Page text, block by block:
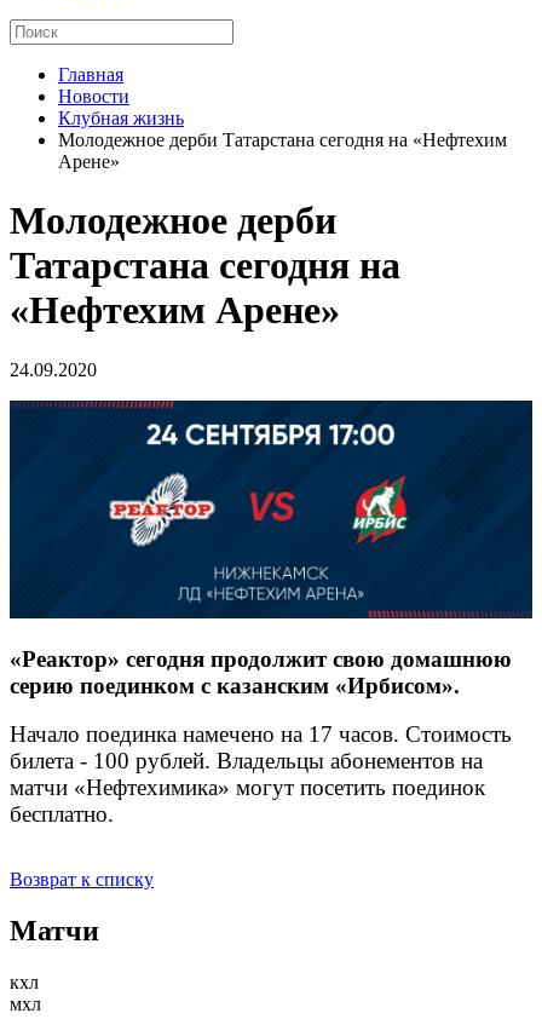
Главная
Новости
Клубная жизнь
Молодежное дерби Татарстана сегодня на «Нефтехим
Арене»
Молодежное дерби
Татарстана сегодня на
«Нефтехим Арене»
24.09.2020
«Реактор» сегодня продолжит свою домашнюю
серию поединком с казанским «Ирбисом».
Начало поединка намечено на 17 часов. Стоимость
билета - 100 рублей. Владельцы абонементов на
матчи «Нефтехимика» могут посетить поединок
бесплатно.
Возврат к списку
Матчи
кхл
мхл